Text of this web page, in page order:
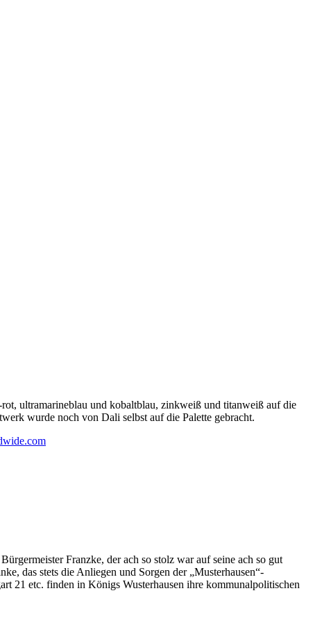
ultramarineblau und kobaltblau, zinkweiß und titanweiß auf die
wurde noch von Dali selbst auf die Palette gebracht.
Franzke, der ach so stolz war auf seine ach so gut
das stets die Anliegen und Sorgen der „Musterhausen“-
21 etc. finden in Königs Wusterhausen ihre kommunalpolitischen